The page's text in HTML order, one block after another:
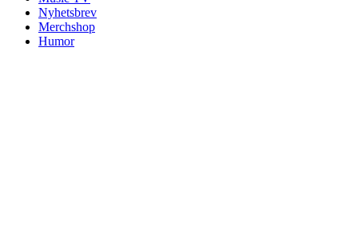
Nyhetsbrev
Merchshop
Humor